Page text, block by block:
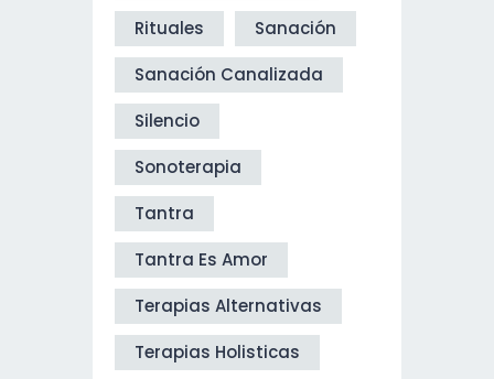
Rituales
Sanación
Sanación Canalizada
Silencio
Sonoterapia
Tantra
Tantra Es Amor
Terapias Alternativas
Terapias Holisticas